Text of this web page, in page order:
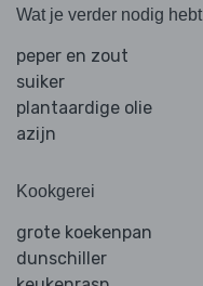
Wat je verder nodig hebt
peper en zout
suiker
plantaardige olie
azijn
Kookgerei
grote koekenpan
dunschiller